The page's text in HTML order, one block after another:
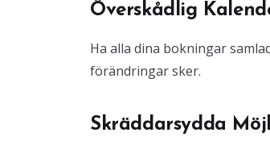
Överskådlig
Ha alla dina bokningar
förändringar sker.
Skräddarsydda